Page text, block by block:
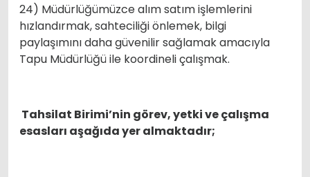
24) Müdürlüğümüzce alım satım işlemlerini
hızlandırmak, sahteciliği önlemek, bilgi
paylaşımını daha güvenilir sağlamak amacıyla
Tapu Müdürlüğü ile koordineli çalışmak.
Tahsilat Birimi’nin görev, yetki ve çalışma
esasları aşağıda yer almaktadır;